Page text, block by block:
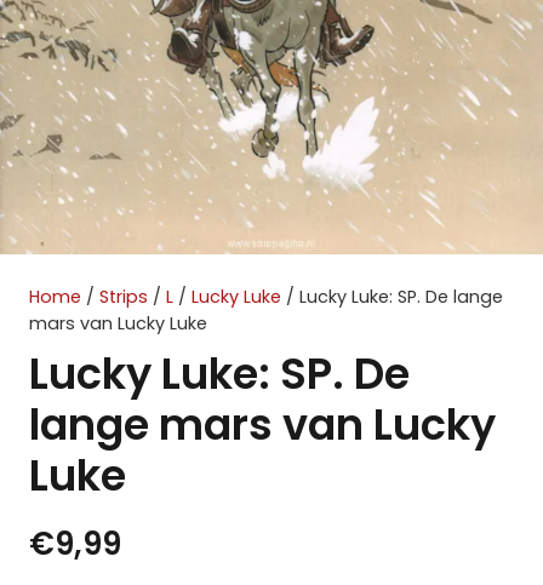
Home / Strips / L / Lucky Luke / Lucky Luke: SP. De lange
mars van Lucky Luke
Lucky Luke: SP. De
lange mars van Lucky
Luke
€9,99